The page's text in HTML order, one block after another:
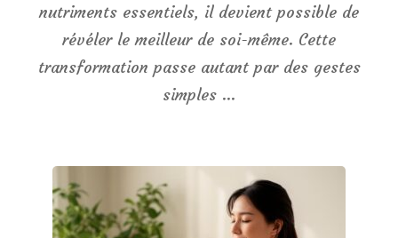
nutriments essentiels, il devient possible de
révéler le meilleur de soi-même. Cette
transformation passe autant par des gestes
simples …